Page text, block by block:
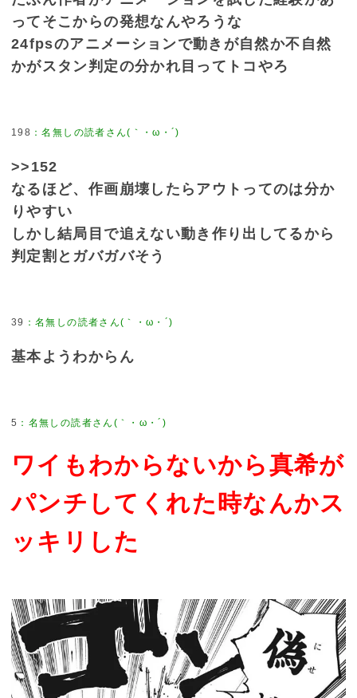
ってそこからの発想なんやろうな
24fpsのアニメーションで動きが自然か不自然
かがスタン判定の分かれ目ってトコやろ
198
>>152
なるほど、作画崩壊したらアウトってのは分か
りやすい
しかし結局目で追えない動き作り出してるから
判定割とガバガバそう
39
基本ようわからん
5
ワイもわからないから真希が
パンチしてくれた時なんかス
ッキリした